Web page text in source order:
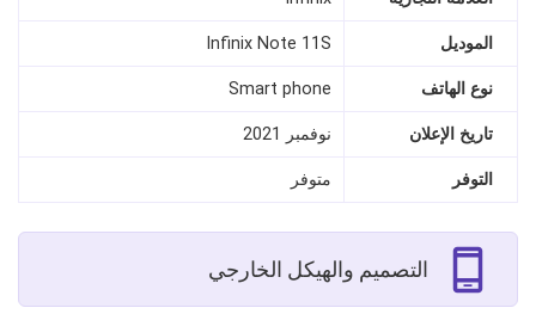
الموديل Infinix Note 11S
نوع الهاتف Smart phone
تاريخ الإعلان نوفمبر 2021
التوفر متوفر
التصميم والهيكل الخارجي